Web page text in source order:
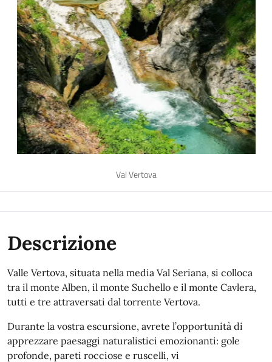
Val Vertova
Descrizione
Valle Vertova, situata nella media Val Seriana, si colloca
tra il monte Alben, il monte Suchello e il monte Cavlera,
tutti e tre attraversati dal torrente Vertova.
Durante la vostra escursione, avrete l’opportunità di
apprezzare paesaggi naturalistici emozionanti: gole
profonde, pareti rocciose e ruscelli, vi